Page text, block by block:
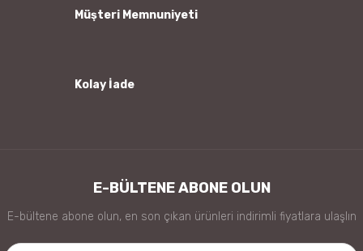
Müşteri Memnuniyeti
Kolay İade
E-BÜLTENE ABONE OLUN
E-bültene abone olun, en son çıkan ürünleri indirimli fiyatlara ulaşlın